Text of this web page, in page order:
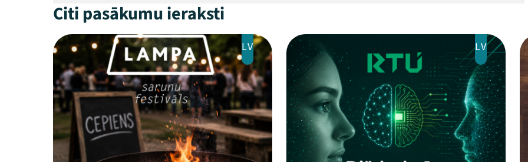
Citi pasākumu ieraksti
LV LV